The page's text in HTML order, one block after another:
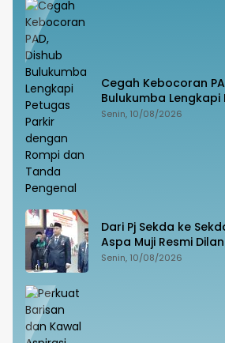
Cegah Kebocoran
Bulukumba Lengkapi
dengan Rompi dan
Senin, 10/08/2026
Dari Pj Sekda ke
Aspa Muji Resmi
Yasir
Senin, 10/08/2026